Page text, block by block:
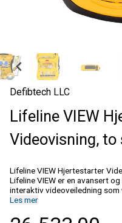
Defibtech LLC
Lifeline VIEW
Videovisning, to
Lifeline VIEW Hjertestarter
Lifeline VIEW er en avansert
interaktiv videoveiledning som viser deg steg for steg hvordan du
skal utføre hjerte-lungeredning
instruksjonsvideoer kombinert
Les mer